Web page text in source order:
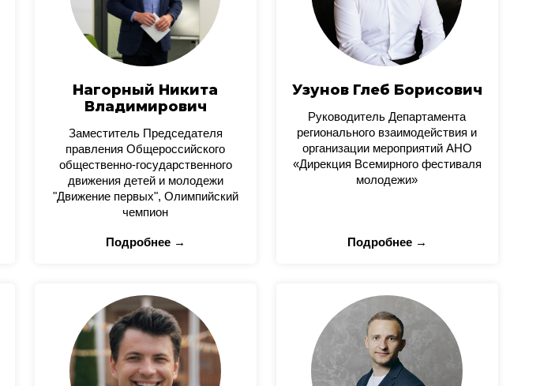
Нагорный Никита
Владимирович
Заместитель Председателя
правления Общероссийского
общественно-государственного
движения детей и молодежи
"Движение первых", Олимпийский
чемпион
Подробнее →
Узунов Глеб Борисович
Руководитель Департамента
регионального взаимодействия и
организации мероприятий АНО
«Дирекция Всемирного фестиваля
молодежи»
Подробнее →